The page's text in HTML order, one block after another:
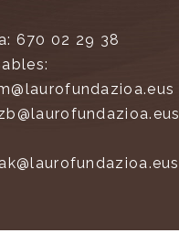
670 02 29 38